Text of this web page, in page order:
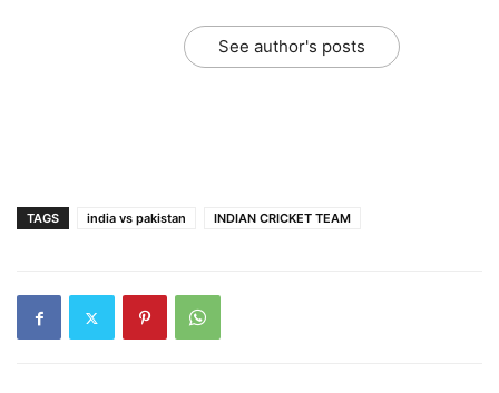
See author's posts
TAGS india vs pakistan INDIAN CRICKET TEAM